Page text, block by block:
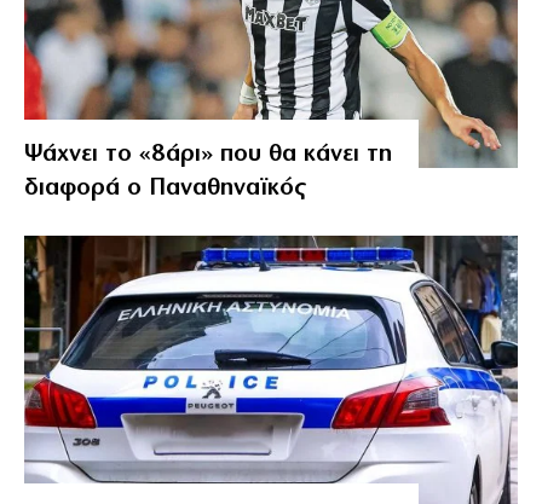
Ψάχνει το «8άρι» που θα κάνει τη
διαφορά ο Παναθηναϊκός